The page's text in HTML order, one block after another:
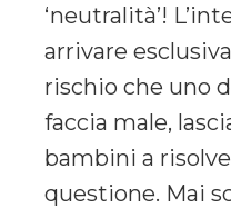
‘neutralità’!
arrivare
rischio che uno
faccia male,
bambini a
questione. Mai